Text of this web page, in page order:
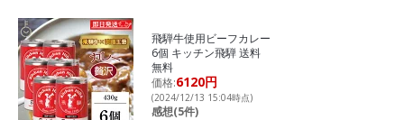
飛騨牛使用ビーフカレー
6個 キッチン飛騨 送料
無料
価格:6120円
(2024/12/13 15:04時点)
感想(5件)